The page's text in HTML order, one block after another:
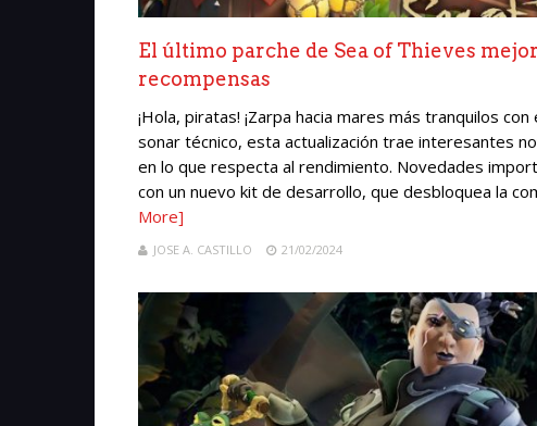
El último parche de Sea of Thieves
recompensas
¡Hola, piratas! ¡Zarpa hacia mares más tranquilos
sonar técnico, esta actualización trae interesantes
en lo que respecta al rendimiento. Novedades
con un nuevo kit de desarrollo, que desbloquea la
More]
JOSE A. CASTILLO 21/02/2024